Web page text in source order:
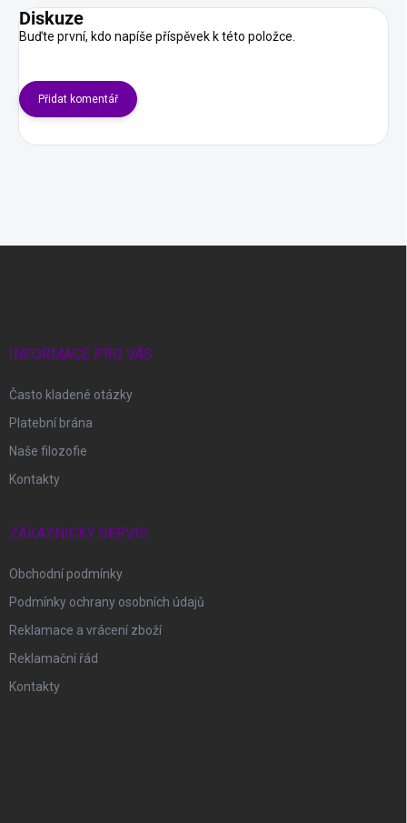
Diskuze
Buďte první, kdo napíše příspěvek k této položce.
Přidat komentář
INFORMACE PRO VÁS
Často kladené otázky
Platební brána
Naše filozofie
Kontakty
ZÁKAZNICKÝ SERVIS
Obchodní podmínky
Podmínky ochrany osobních údajů
Reklamace a vrácení zboží
Reklamační řád
Kontakty